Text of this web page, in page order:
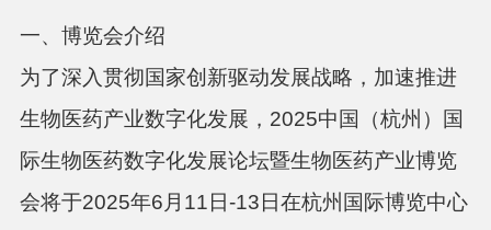
一、博览会介绍
为了深入贯彻国家创新驱动发展战略，加速推进
生物医药产业数字化发展， 2025中国（杭州）国
际生物医药数字化发展论坛暨生物医药产业博览
会将于2025年6月11日-13日在杭州国际博览中心